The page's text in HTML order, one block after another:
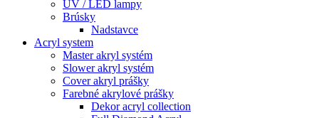
UV / LED lampy
Brúsky
Nadstavce
Acryl system
Master akryl systém
Slower akryl systém
Cover akryl prášky
Farebné akrylové prášky
Dekor acryl collection